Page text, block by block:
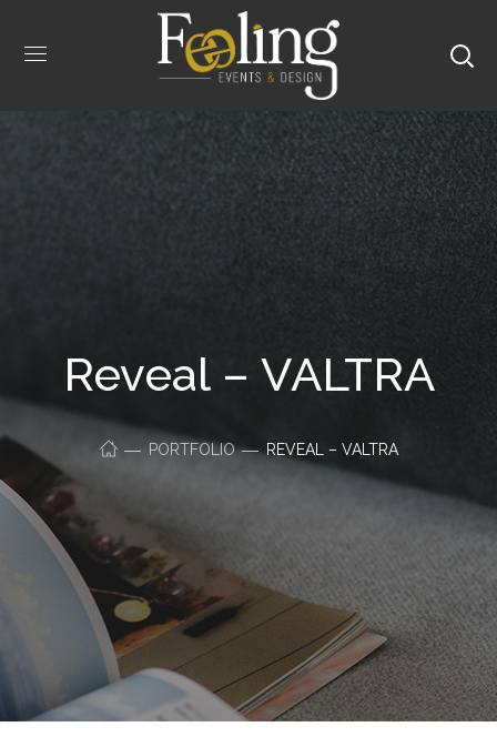
Reveal – VALTRA
PORTFOLIO REVEAL – VALTRA